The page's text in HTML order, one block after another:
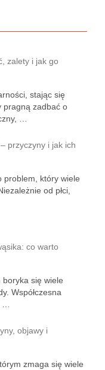
zalety i jak go
stając się
pragną zadbać o
…
przyczyny i jak ich
problem, który wiele
od płci,
co warto
się wiele
Współczesna
objawy i
zmaga się wiele